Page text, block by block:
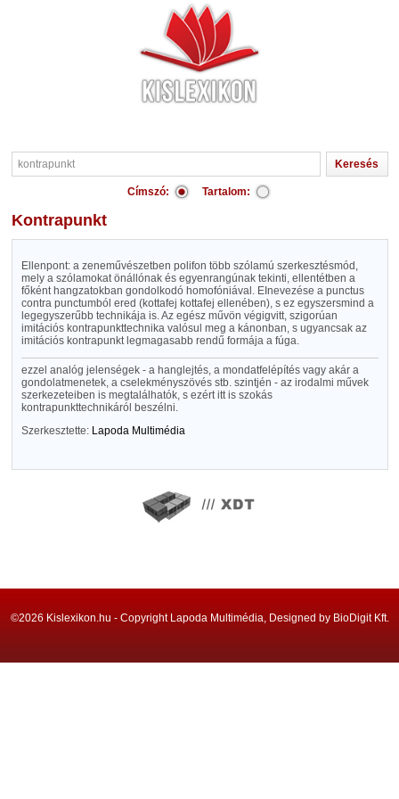
Címszó: Tartalom:
kontrapunkt
Ellenpont: a zeneművészetben polifon több szólamú szerkesztésmód,
mely a szólamokat önállónak és egyenrangúnak tekinti, ellentétben a
főként hangzatokban gondolkodó homofóniával. EInevezése a punctus
contra punctumból ered (kottafej kottafej ellenében), s ez egyszersmind a
legegyszerűbb technikája is. Az egész művön végigvitt, szigorúan
imitációs kontrapunkttechnika valósul meg a kánonban, s ugyancsak az
imitációs kontrapunkt legmagasabb rendű formája a fúga.
ezzel analóg jelenségek - a hanglejtés, a mondatfelépítés vagy akár a
gondolatmenetek, a cselekményszövés stb. szintjén - az irodalmi művek
szerkezeteiben is megtalálhatók, s ezért itt is szokás
kontrapunkttechnikáról beszélni.
Szerkesztette: Lapoda Multimédia
©2026 Kislexikon.hu - Copyright Lapoda Multimédia, Designed by BioDigit Kft.